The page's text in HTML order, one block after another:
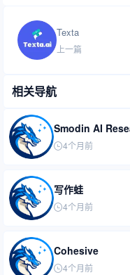
Texta
上一篇
相关导航
Smodin AI
4个月前
写作蛙
4个月前
Cohesive
4个月前